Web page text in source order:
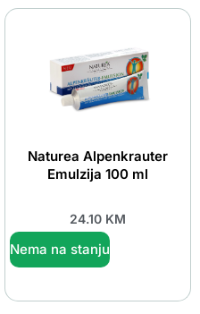
Naturea Alpenkrauter
Emulzija 100 ml
24.10 KM
Nema na stanju